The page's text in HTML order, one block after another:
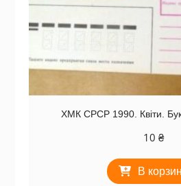
ХМК СРСР 1990. Квіти.
10 ₴
В